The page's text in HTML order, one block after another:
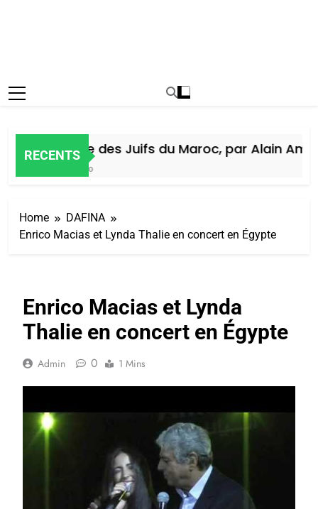
RECENTS
Histoire des Juifs du Maroc, par Alain Amiel
Home
DAFINA
Enrico Macias et Lynda Thalie en concert en Égypte
Enrico Macias et Lynda
Thalie en concert en Égypte
Admin 0 1 Mins